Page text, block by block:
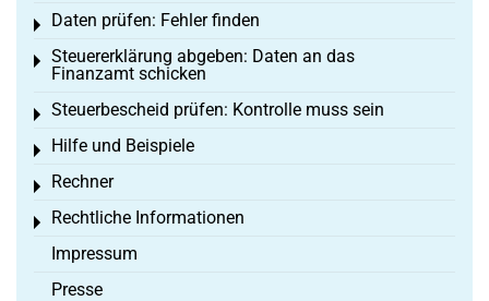
Daten prüfen: Fehler finden
Toggle menu
Steuererklärung abgeben: Daten an das
Finanzamt schicken
Toggle menu
Steuerbescheid prüfen: Kontrolle muss sein
Toggle menu
Hilfe und Beispiele
Toggle menu
Rechner
Toggle menu
Rechtliche Informationen
Toggle menu
Impressum
Presse